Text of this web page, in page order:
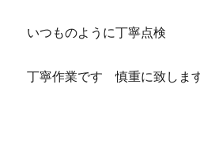
いつものように丁寧点検
丁寧作業です 慎重に致しま